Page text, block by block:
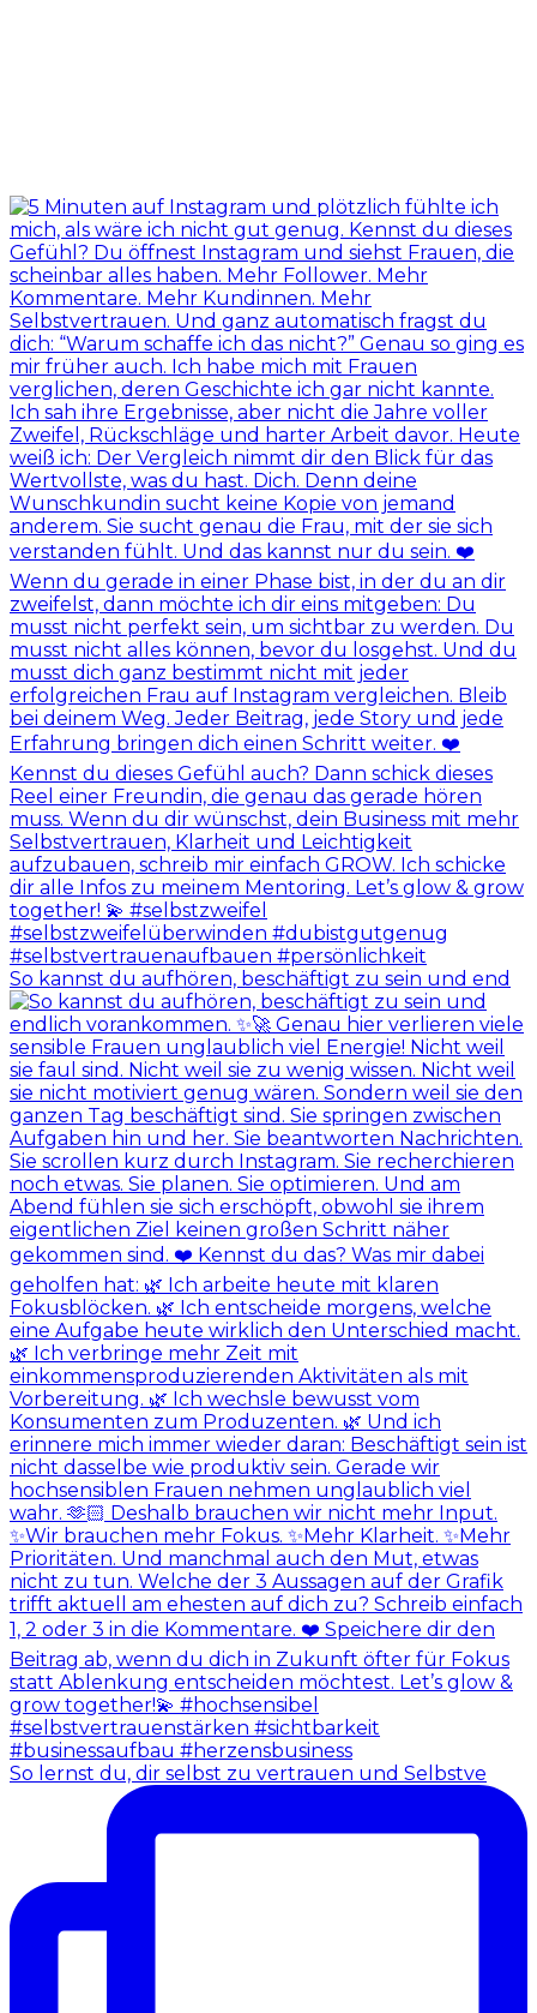
So kannst du aufhören, beschäftigt zu sein und end
So lernst du, dir selbst zu vertrauen und Selbstve